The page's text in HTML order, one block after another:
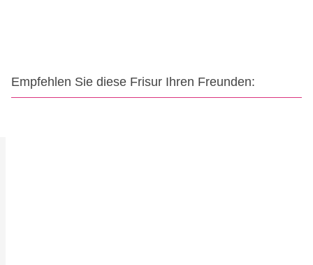
Empfehlen Sie diese Frisur Ihren Freunden: